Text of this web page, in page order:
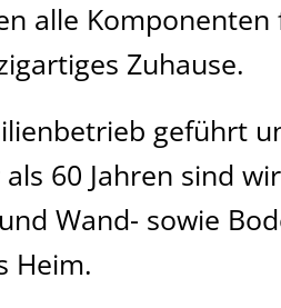
alle Komponenten
Zuhause.
geführt
60 Jahren sind
Wand- sowie
Heim.